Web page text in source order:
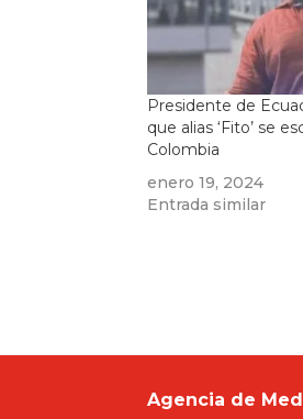
Presidente de
que alias ‘Fito’ se
Colombia
enero 19, 2024
Entrada similar
Agencia de